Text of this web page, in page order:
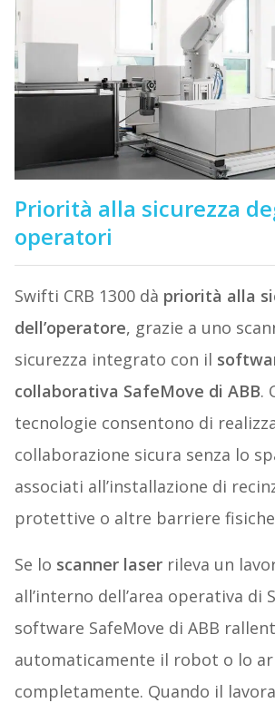
Priorità alla sicurezza
operatori
Swifti CRB 1300 dà priorità alla
dell’operatore, grazie a uno
sicurezza integrato con il
collaborativa SafeMove di ABB.
tecnologie consentono di
collaborazione sicura senza lo
associati all’installazione di
protettive o altre barriere
Se lo scanner laserrileva un
all’interno dell’area operativa di
software SafeMove di ABB
automaticamente il robot o lo
completamente. Quando il